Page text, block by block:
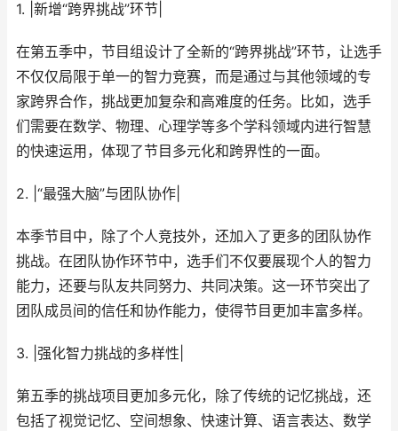
1. |新增“跨界挑战”环节|
在第五季中，节目组设计了全新的“跨界挑战”环节，让选手
不仅仅局限于单一的智力竞赛，而是通过与其他领域的专
家跨界合作，挑战更加复杂和高难度的任务。比如，选手
们需要在数学、物理、心理学等多个学科领域内进行智慧
的快速运用，体现了节目多元化和跨界性的一面。
2. |“最强大脑”与团队协作|
本季节目中，除了个人竞技外，还加入了更多的团队协作
挑战。在团队协作环节中，选手们不仅要展现个人的智力
能力，还要与队友共同努力、共同决策。这一环节突出了
团队成员间的信任和协作能力，使得节目更加丰富多样。
3. |强化智力挑战的多样性|
第五季的挑战项目更加多元化，除了传统的记忆挑战，还
包括了视觉记忆、空间想象、快速计算、语言表达、数学